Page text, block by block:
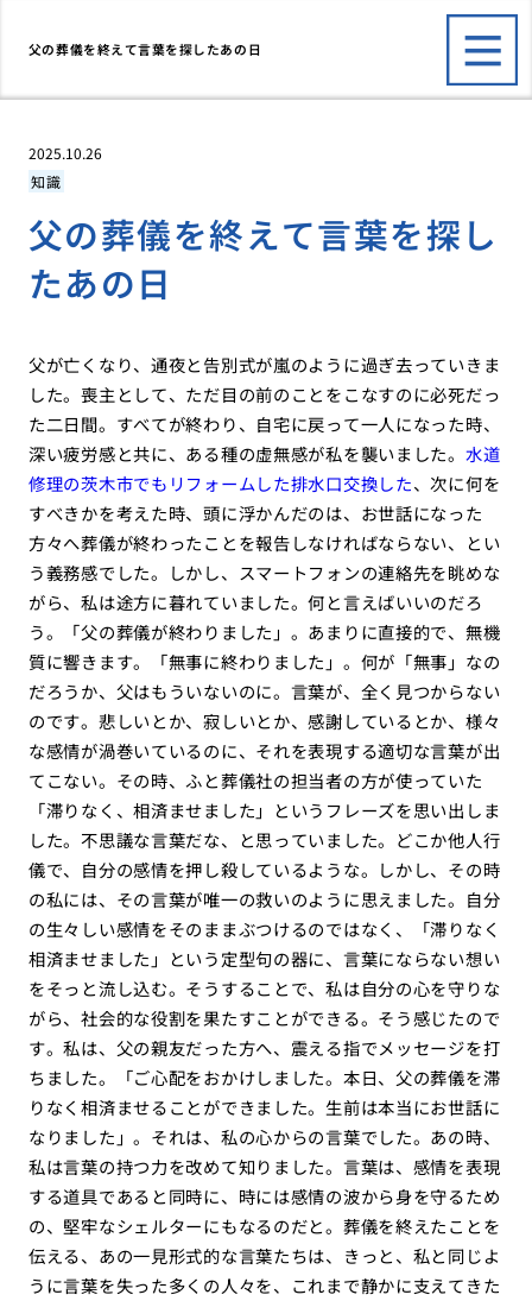
父の葬儀を終えて言葉を探したあの日
2025.10.26
知識
父の葬儀を終えて言葉を探し
たあの日
父が亡くなり、通夜と告別式が嵐のように過ぎ去っていきま
した。喪主として、ただ目の前のことをこなすのに必死だっ
た二日間。すべてが終わり、自宅に戻って一人になった時、
深い疲労感と共に、ある種の虚無感が私を襲いました。 水道
修理の茨木市でもリフォームした排水口交換した、次に何を
すべきかを考えた時、頭に浮かんだのは、お世話になった
方々へ葬儀が終わったことを報告しなければならない、とい
う義務感でした。しかし、スマートフォンの連絡先を眺めな
がら、私は途方に暮れていました。何と言えばいいのだろ
う。「父の葬儀が終わりました」。あまりに直接的で、無機
質に響きます。「無事に終わりました」。何が「無事」なの
だろうか、父はもういないのに。言葉が、全く見つからない
のです。悲しいとか、寂しいとか、感謝しているとか、様々
な感情が渦巻いているのに、それを表現する適切な言葉が出
てこない。その時、ふと葬儀社の担当者の方が使っていた
「滞りなく、相済ませました」というフレーズを思い出しま
した。不思議な言葉だな、と思っていました。どこか他人行
儀で、自分の感情を押し殺しているような。しかし、その時
の私には、その言葉が唯一の救いのように思えました。自分
の生々しい感情をそのままぶつけるのではなく、「滞りなく
相済ませました」という定型句の器に、言葉にならない想い
をそっと流し込む。そうすることで、私は自分の心を守りな
がら、社会的な役割を果たすことができる。そう感じたので
す。私は、父の親友だった方へ、震える指でメッセージを打
ちました。「ご心配をおかけしました。本日、父の葬儀を滞
りなく相済ませることができました。生前は本当にお世話に
なりました」。それは、私の心からの言葉でした。あの時、
私は言葉の持つ力を改めて知りました。言葉は、感情を表現
する道具であると同時に、時には感情の波から身を守るため
の、堅牢なシェルターにもなるのだと。葬儀を終えたことを
伝える、あの一見形式的な言葉たちは、きっと、私と同じよ
うに言葉を失った多くの人々を、これまで静かに支えてきた